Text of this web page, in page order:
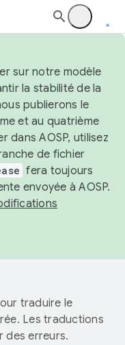
sur notre modèle
la stabilité de la
publierons le
et au quatrième
dans AOSP, utilisez
de fichier
fera toujours
envoyée à AOSP.
traduire le
Les traductions
des erreurs.